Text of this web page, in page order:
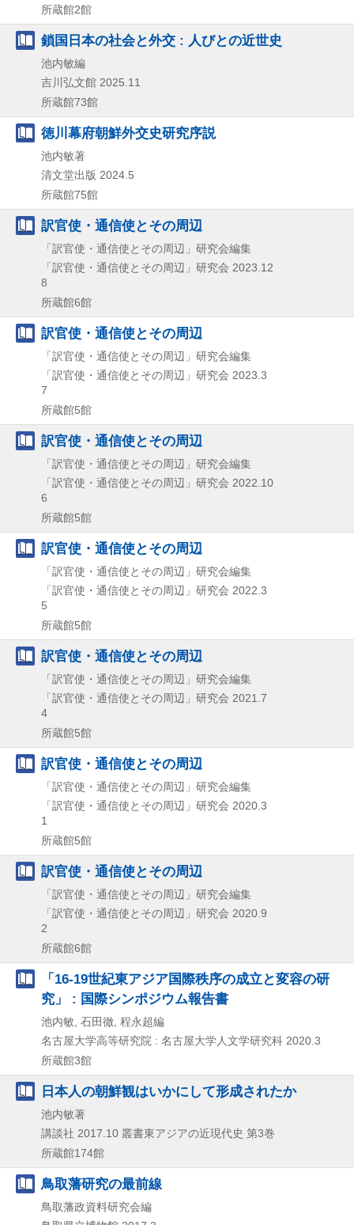
所蔵館2館
鎖国日本の社会と外交 : 人びとの近世史
池内敏編
吉川弘文館 2025.11
所蔵館73館
徳川幕府朝鮮外交史研究序説
池内敏著
清文堂出版 2024.5
所蔵館75館
訳官使・通信使とその周辺
「訳官使・通信使とその周辺」研究会編集
「訳官使・通信使とその周辺」研究会 2023.12
8
所蔵館6館
訳官使・通信使とその周辺
「訳官使・通信使とその周辺」研究会編集
「訳官使・通信使とその周辺」研究会 2023.3
7
所蔵館5館
訳官使・通信使とその周辺
「訳官使・通信使とその周辺」研究会編集
「訳官使・通信使とその周辺」研究会 2022.10
6
所蔵館5館
訳官使・通信使とその周辺
「訳官使・通信使とその周辺」研究会編集
「訳官使・通信使とその周辺」研究会 2022.3
5
所蔵館5館
訳官使・通信使とその周辺
「訳官使・通信使とその周辺」研究会編集
「訳官使・通信使とその周辺」研究会 2021.7
4
所蔵館5館
訳官使・通信使とその周辺
「訳官使・通信使とその周辺」研究会編集
「訳官使・通信使とその周辺」研究会 2020.3
1
所蔵館5館
訳官使・通信使とその周辺
「訳官使・通信使とその周辺」研究会編集
「訳官使・通信使とその周辺」研究会 2020.9
2
所蔵館6館
「16-19世紀東アジア国際秩序の成立と変容の研
究」 : 国際シンポジウム報告書
池内敏, 石田徹, 程永超編
名古屋大学高等研究院 : 名古屋大学人文学研究科 2020.3
所蔵館3館
日本人の朝鮮観はいかにして形成されたか
池内敏著
講談社 2017.10 叢書東アジアの近現代史 第3巻
所蔵館174館
鳥取藩研究の最前線
鳥取藩政資料研究会編